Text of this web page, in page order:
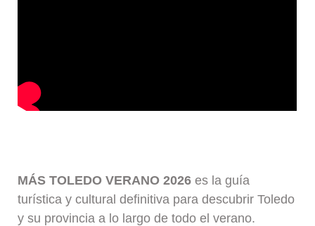
MÁS TOLEDO VERANO 2026 es la guía
turística y cultural definitiva para descubrir Toledo
y su provincia a lo largo de todo el verano.